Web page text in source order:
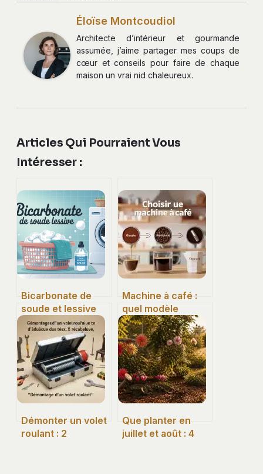
Éloïse Montcoudiol
Architecte d’intérieur et gourmande
assumée, j’aime partager mes coups de
cœur et conseils pour faire de chaque
maison un vrai nid chaleureux.
Articles Qui Pourraient Vous
Intéresser :
Bicarbonate de
soude et lessive
pour le linge une
seule astuce qui
change tout
Machine à café :
quel modèle
choisir pour un
expresso parfait
au quotidien ?
Démonter un volet
roulant : 2
Que planter en
juillet et août : 4